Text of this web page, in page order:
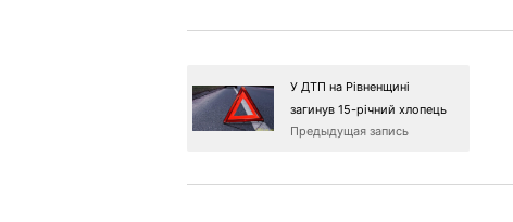
У ДТП на Рівненщині
загинув 15-річний хлопець
Предыдущая запись